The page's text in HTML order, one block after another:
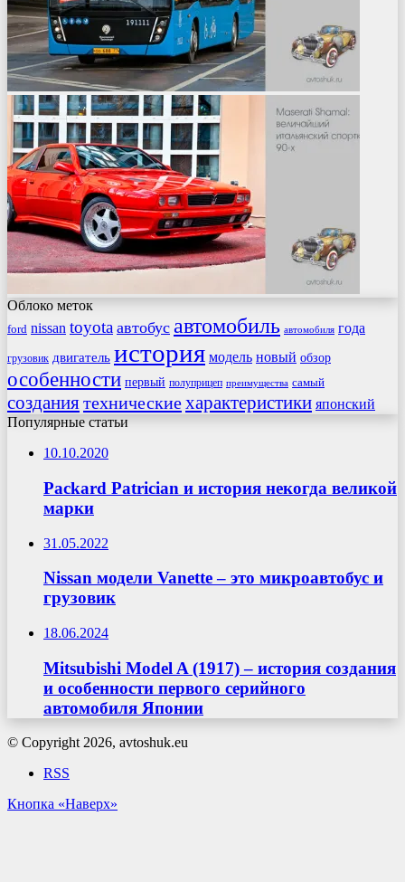
Облоко меток
ford nissan toyota автобус автомобиль автомобиля года
грузовик двигатель история модель новый обзор
особенности первый полуприцеп преимущества самый
созданиятехническиехарактеристики японский
Популярные статьи
10.10.2020
Packard Patrician и история некогда великой
марки
31.05.2022
Nissan модели Vanette – это микроавтобус и
грузовик
18.06.2024
Mitsubishi Model A (1917) – история создания
и особенности первого серийного
автомобиля Японии
© Copyright 2026, avtoshuk.eu
RSS
Кнопка «Наверх»